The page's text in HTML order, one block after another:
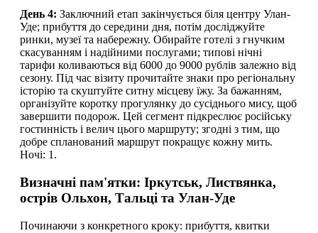
День 4: Заключний етап закінчується біля центру Улан-
Уде; прибуття до середини дня, потім досліджуйте
ринки, музеї та набережну. Обирайте готелі з гнучким
скасуванням і надійними послугами; типові нічні
тарифи коливаються від 6000 до 9000 рублів залежно від
сезону. Під час візиту прочитайте знаки про регіональну
історію та скуштуйте ситну місцеву їжу. За бажанням,
організуйте коротку прогулянку до сусіднього мису, щоб
завершити подорож. Цей сегмент підкреслює російську
гостинність і велич цього маршруту; згодні з тим, що
добре спланований маршрут покращує кожну мить.
Ночі: 1.
Визначні пам'ятки: Іркутськ, Листвянка,
острів Ольхон, Тальці та Улан-Уде
Починаючи з конкретного кроку: прибуття, квитки